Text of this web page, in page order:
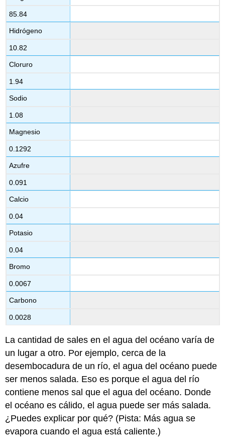
85.84
Hidrógeno
10.82
Cloruro
1.94
Sodio
1.08
Magnesio
0.1292
Azufre
0.091
Calcio
0.04
Potasio
0.04
Bromo
0.0067
Carbono
0.0028
La cantidad de sales en el agua del océano varía de
un lugar a otro. Por ejemplo, cerca de la
desembocadura de un río, el agua del océano puede
ser menos salada. Eso es porque el agua del río
contiene menos sal que el agua del océano. Donde
el océano es cálido, el agua puede ser más salada.
¿Puedes explicar por qué? (Pista: Más agua se
evapora cuando el agua está caliente.)